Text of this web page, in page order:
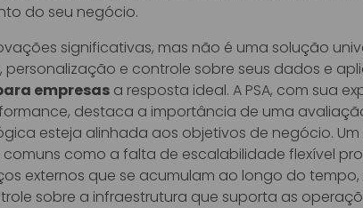
do seu negócio.
significativas, mas não é uma solução
e controle sobre seus dados e
empresas a resposta ideal. A PSA, com sua
destaca a importância de uma
esteja alinhada aos objetivos de negócio.
como a falta de escalabilidade flexível
externos que se acumulam ao longo do
sobre a infraestrutura que suporta as